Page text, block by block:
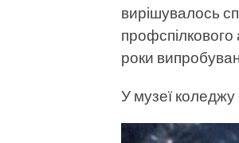
вирішувалось
роки
У музеї